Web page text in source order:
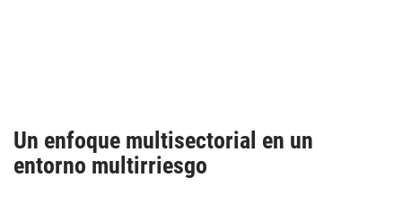
Un enfoque multisectorial en un
entorno multirriesgo